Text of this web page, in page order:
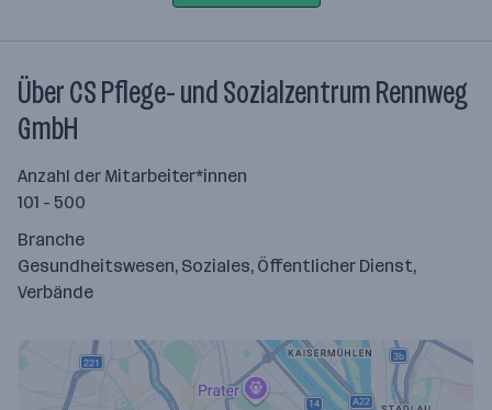
Über CS Pflege- und Sozialzentrum Rennweg
GmbH
Anzahl der Mitarbeiter*innen
101 - 500
Branche
Gesundheitswesen, Soziales, Öffentlicher Dienst,
Verbände